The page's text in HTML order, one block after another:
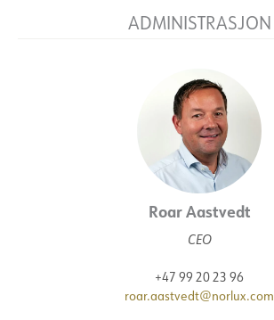
ADMINISTRASJON
Roar Aastvedt
CEO
+47 99 20 23 96
roar.aastvedt@norlux.com